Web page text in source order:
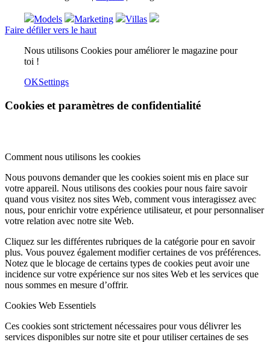
Models Marketing
Villas
Faire défiler vers le haut
Nous utilisons Cookies pour améliorer le magazine pour
toi !
OKSettings
Cookies et paramètres de confidentialité
Comment nous utilisons les cookies
Nous pouvons demander que les cookies soient mis en place sur
votre appareil. Nous utilisons des cookies pour nous faire savoir
quand vous visitez nos sites Web, comment vous interagissez avec
nous, pour enrichir votre expérience utilisateur, et pour personnaliser
votre relation avec notre site Web.
Cliquez sur les différentes rubriques de la catégorie pour en savoir
plus. Vous pouvez également modifier certaines de vos préférences.
Notez que le blocage de certains types de cookies peut avoir une
incidence sur votre expérience sur nos sites Web et les services que
nous sommes en mesure d’offrir.
Cookies Web Essentiels
Ces cookies sont strictement nécessaires pour vous délivrer les
services disponibles sur notre site et pour utiliser certaines de ses